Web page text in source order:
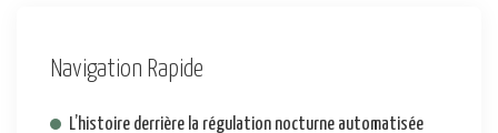
Navigation Rapide
L’histoire derrière la régulation nocturne automatisée